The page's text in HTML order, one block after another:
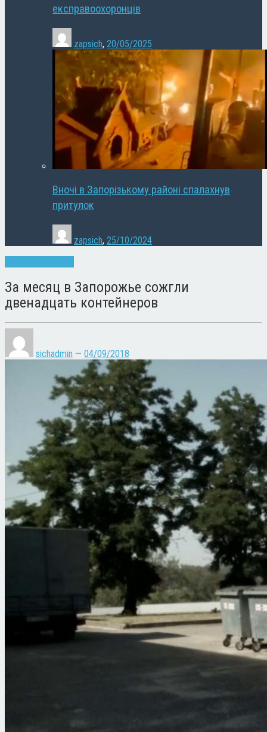
експравоохоронців
zapsich, 20/05/2025
Вночі в Запорізькому районі спалахнув
притулок
zapsich, 25/10/2024
За месяц в Запорожье сожгли
двенадцать контейнеров
sichadmin — 04/09/2018